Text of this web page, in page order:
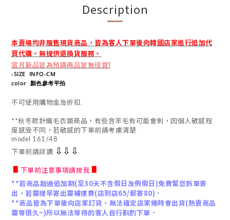
Description
本賣場均非販售現貨商品，皆為客人下單後向韓國店家進行追加代
買代購。無提供退換貨服務。
當月新品皆為預購商品皆無現貨]
-SIZE INFO-CM
color 顏色參考平拍
不可使用購物金及折扣.
**秋冬款針織毛衣類商品，有些含羊毛有可能會刺，因個人敏感程
度感受不同，若敏感的下單前請考慮清楚
model 161/48
下單前請詳讀 ⇩ ⇩ ⇩
∎ 下單前注意事項請按我 ∎
**若商品超過追加期(至30天不含假日及例假日)免費幫您拆單寄
出，若需提早寄出需補運費(店到店65/郵寄80)．
**商品皆為下單後向店家訂貨，無法確定店家幾時會出貨(熱賣商品
需等很久~)所以無法等待的客人自行斟酌下單．